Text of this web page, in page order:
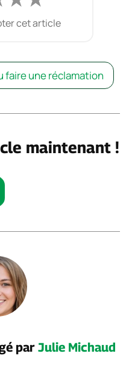
cet article
faire une réclamation
maintenant !
par Julie Michaud